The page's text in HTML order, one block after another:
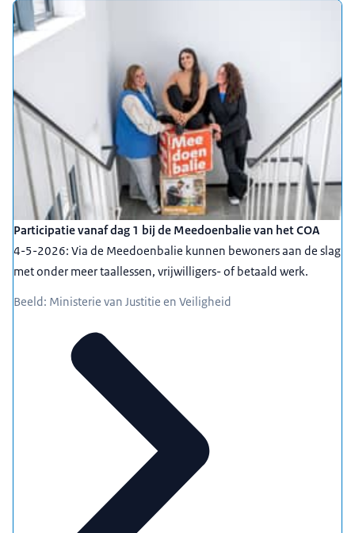
Participatie vanaf dag 1 bij de Meedoenbalie van het COA
4-5-2026: Via de Meedoenbalie kunnen bewoners aan de slag
met onder meer taallessen, vrijwilligers- of betaald werk.
Beeld: Ministerie van Justitie en Veiligheid